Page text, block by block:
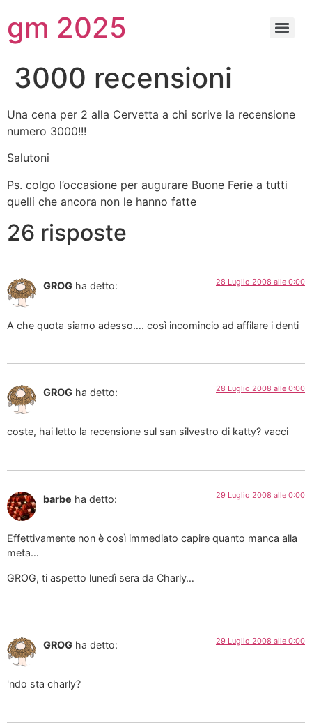
gm 2025
3000 recensioni
Una cena per 2 alla Cervetta a chi scrive la recensione
numero 3000!!!
Salutoni
Ps. colgo l’occasione per augurare Buone Ferie a tutti
quelli che ancora non le hanno fatte
26 risposte
GROG ha detto: 28 Luglio 2008 alle 0:00
A che quota siamo adesso…. così incomincio ad affilare i denti
GROG ha detto: 28 Luglio 2008 alle 0:00
coste, hai letto la recensione sul san silvestro di katty? vacci
barbe ha detto: 29 Luglio 2008 alle 0:00
Effettivamente non è così immediato capire quanto manca alla
meta…
GROG, ti aspetto lunedì sera da Charly…
GROG ha detto: 29 Luglio 2008 alle 0:00
'ndo sta charly?